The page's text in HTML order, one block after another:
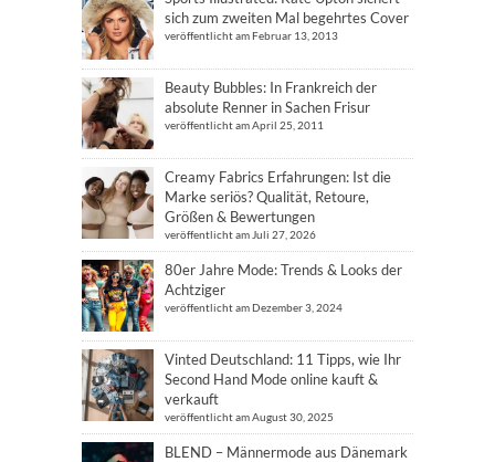
sich zum zweiten Mal begehrtes Cover
veröffentlicht am Februar 13, 2013
Beauty Bubbles: In Frankreich der
absolute Renner in Sachen Frisur
veröffentlicht am April 25, 2011
Creamy Fabrics Erfahrungen: Ist die
Marke seriös? Qualität, Retoure,
Größen & Bewertungen
veröffentlicht am Juli 27, 2026
80er Jahre Mode: Trends & Looks der
Achtziger
veröffentlicht am Dezember 3, 2024
Vinted Deutschland: 11 Tipps, wie Ihr
Second Hand Mode online kauft &
verkauft
veröffentlicht am August 30, 2025
BLEND – Männermode aus Dänemark